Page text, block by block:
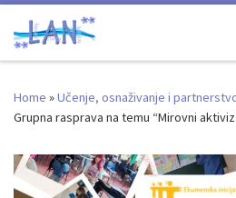
Skip to content
Home »Učenje, osnaživanje i
Grupna rasprava na temu “Mirovni